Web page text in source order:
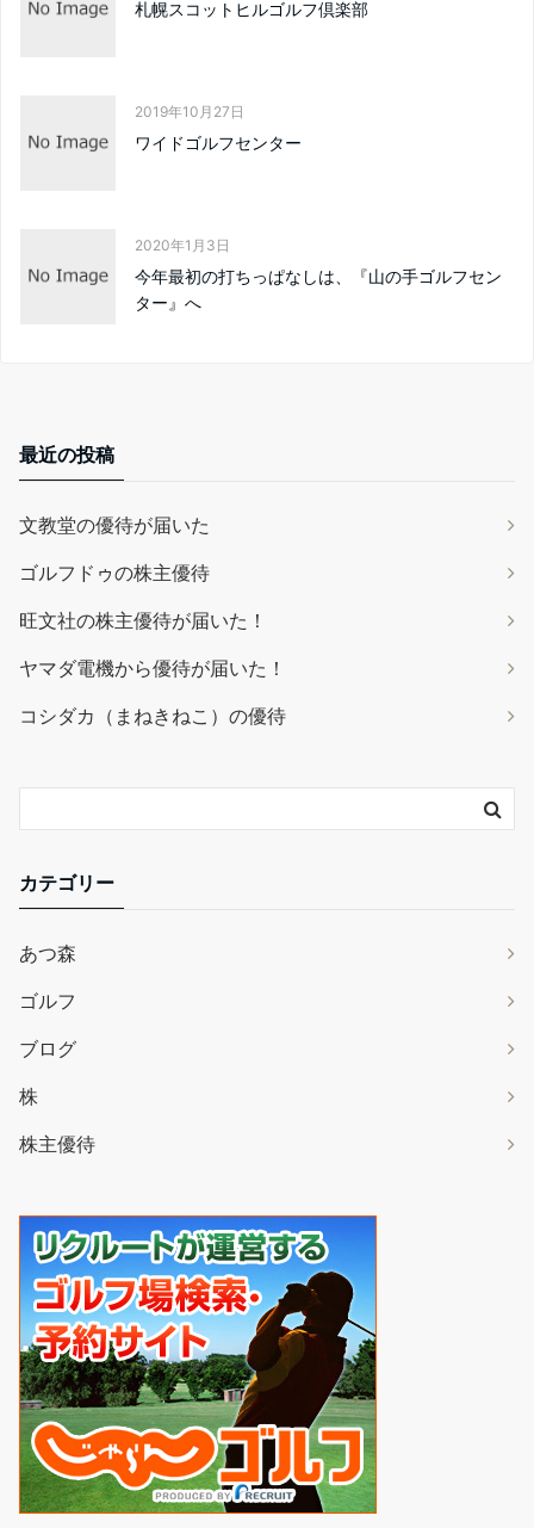
札幌スコットヒルゴルフ倶楽部
2019年10月27日
ワイドゴルフセンター
2020年1月3日
今年最初の打ちっぱなしは、『山の手ゴルフセン
ター』へ
最近の投稿
文教堂の優待が届いた
ゴルフドゥの株主優待
旺文社の株主優待が届いた！
ヤマダ電機から優待が届いた！
コシダカ（まねきねこ）の優待
カテゴリー
あつ森
ゴルフ
ブログ
株
株主優待